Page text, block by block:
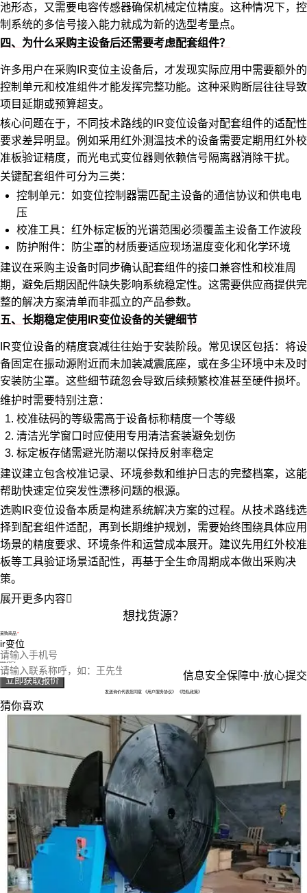
池形态，又需要电容传感器确保机械定位精度。这种情况下，控
制系统的多信号接入能力就成为新的选型考量点。
四、为什么采购主设备后还需要考虑配套组件？
许多用户在采购IR变位主设备后，才发现实际应用中需要额外的
控制单元和校准组件才能发挥完整功能。这种采购断层往往导致
项目延期或预算超支。
核心问题在于，不同技术路线的IR变位设备对配套组件的适配性
要求差异明显。例如采用红外测温技术的设备需要定期用红外校
准板验证精度，而光电式变位器则依赖信号隔离器消除干扰。
关键配套组件可分为三类：
控制单元：如变位控制器需匹配主设备的通信协议和供电电
压
校准工具： 红外标定板的光谱范围必须覆盖主设备工作波段
防护附件：
防尘罩的材质要适应现场温度变化和化学环境
建议在采购主设备时同步确认配套组件的接口兼容性和校准周
期，避免后期因配件缺失影响系统稳定性。这需要供应商提供完
整的解决方案清单而非孤立的产品参数。
五、长期稳定使用IR变位设备的关键细节
IR变位设备的精度衰减往往始于安装阶段。常见误区包括：将设
备固定在振动源附近而未加装减震底座，或在多尘环境中未及时
安装防尘罩。这些细节疏忽会导致后续频繁校准甚至硬件损坏。
维护时需要特别注意：
校准砝码的等级需高于设备标称精度一个等级
清洁光学窗口时应使用专用清洁套装避免划伤
标定板存储需避光防潮以保持反射率稳定
建议建立包含校准记录、环境参数和维护日志的完整档案，这能
帮助快速定位突发性漂移问题的根源。
选购IR变位设备本质是构建系统解决方案的过程。从技术路线选
择到配套组件适配，再到长期维护规划，需要始终围绕具体应用
场景的精度要求、环境条件和运营成本展开。建议先用红外校准
板等工具验证场景适配性，再基于全生命周期成本做出采购决
策。
展开更多内容
想找货源？
采购商品
您的电话
您的称呼
立即获取报价 信息安全保障中·放心提交
发送询价代表您同意 《用户服务协议》 《隐私政策》
猜你喜欢